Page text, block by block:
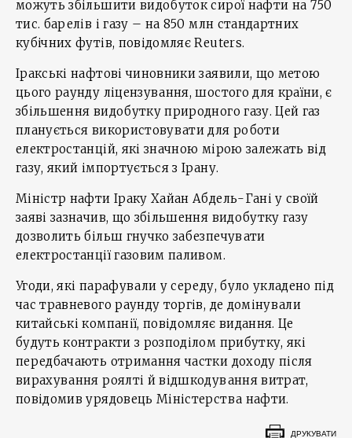
можуть збільшити видобуток сирої нафти на 750
тис. барелів і газу – на 850 млн стандартних
кубічних футів, повідомляє Reuters.
Іракські нафтові чиновники заявили, що метою
цього раунду ліцензування, шостого для країни, є
збільшення видобутку природного газу. Цей газ
планується використовувати для роботи
електростанцій, які значною мірою залежать від
газу, який імпортується з Ірану.
Міністр нафти Іраку Хайан Абдель-Гані у своїй
заяві зазначив, що збільшення видобутку газу
дозволить більш гнучко забезпечувати
електростанції газовим паливом.
Угоди, які парафували у середу, було укладено під
час травневого раунду торгів, де домінували
китайські компанії, повідомляє видання. Це
будуть контракти з розподілом прибутку, які
передбачають отримання частки доходу після
вирахування роялті й відшкодування витрат,
повідомив урядовець Міністерства нафти.
ДРУКУВАТИ